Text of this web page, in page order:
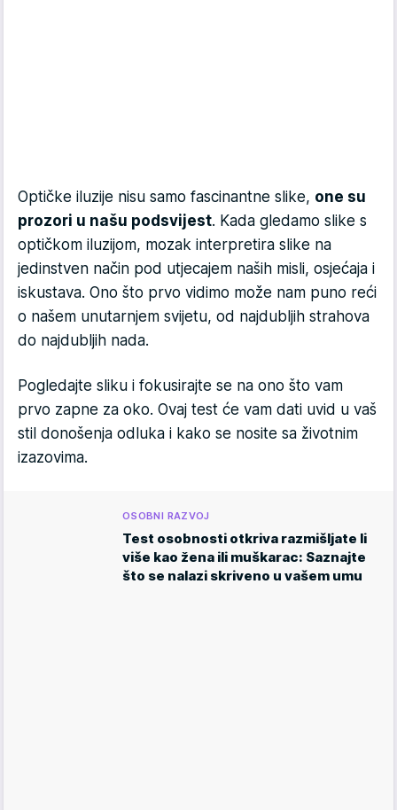
Optičke iluzije nisu samo fascinantne slike, one su
prozori u našu podsvijest. Kada gledamo slike s
optičkom iluzijom, mozak interpretira slike na
jedinstven način pod utjecajem naših misli, osjećaja i
iskustava. Ono što prvo vidimo može nam puno reći
o našem unutarnjem svijetu, od najdubljih strahova
do najdubljih nada.
Pogledajte sliku i fokusirajte se na ono što vam
prvo zapne za oko. Ovaj test će vam dati uvid u vaš
stil donošenja odluka i kako se nosite sa životnim
izazovima.
OSOBNI RAZVOJ
Test osobnosti otkriva razmišljate li
više kao žena ili muškarac: Saznajte
što se nalazi skriveno u vašem umu